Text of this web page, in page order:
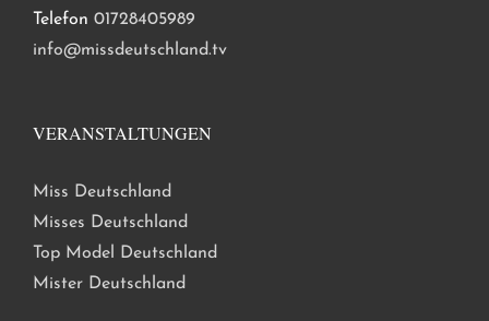
Telefon 01728405989
info@missdeutschland.tv
VERANSTALTUNGEN
Miss Deutschland
Misses Deutschland
Top Model Deutschland
Mister Deutschland